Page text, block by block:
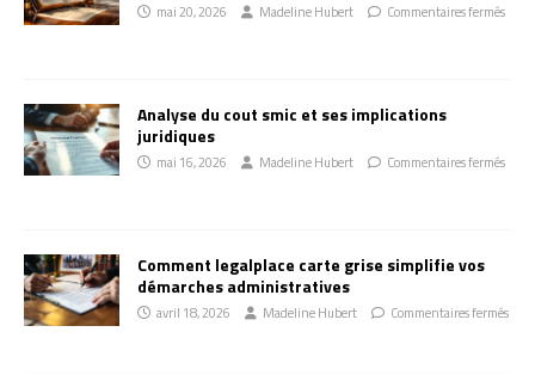
mai 20, 2026 Madeline Hubert Commentaires fermés
Analyse du cout smic et ses implications
juridiques
mai 16, 2026 Madeline Hubert Commentaires fermés
Comment legalplace carte grise simplifie vos
démarches administratives
avril 18, 2026 Madeline Hubert Commentaires fermés